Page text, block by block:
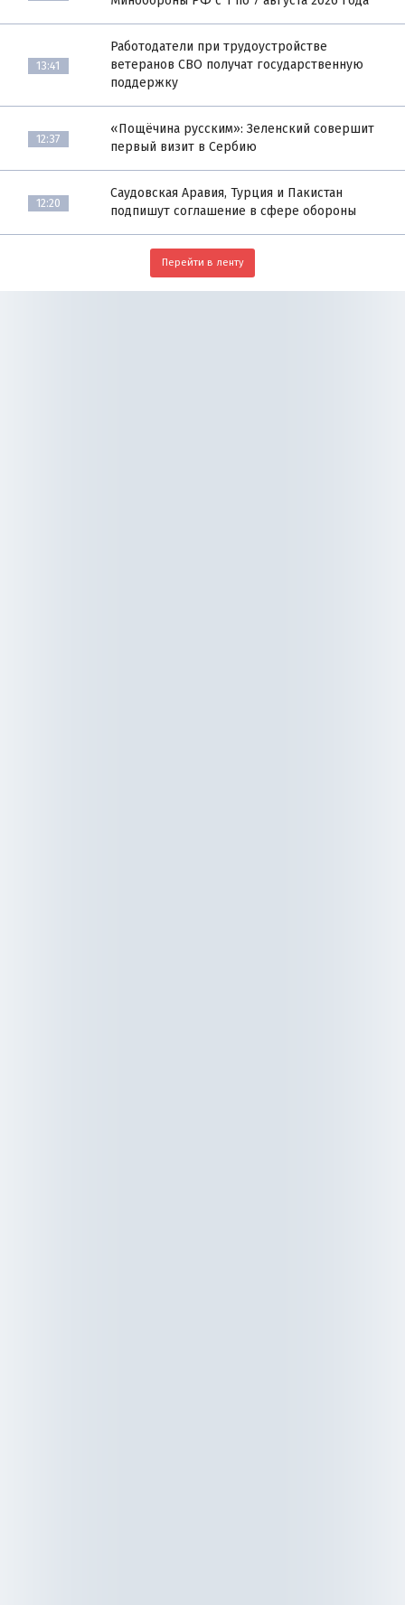
13:41
Работодатели при трудоустройстве
ветеранов СВО получат государственную
поддержку
12:37
«Пощёчина русским»: Зеленский совершит
первый визит в Сербию
12:20
Саудовская Аравия, Турция и Пакистан
подпишут соглашение в сфере обороны
Перейти в ленту